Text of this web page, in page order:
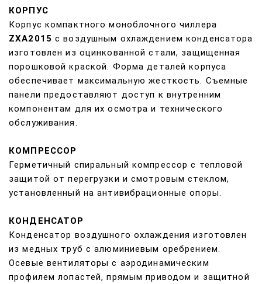
КОРПУС
Корпус компактного моноблочного чиллера
ZXA2015 с воздушным охлаждением конденсатора
изготовлен из оцинкованной стали, защищенная
порошковой краской. Форма деталей корпуса
обеспечивает максимальную жесткость. Съемные
панели предоставляют доступ к внутренним
компонентам для их осмотра и технического
обслуживания.
КОМПРЕССОР
Герметичный спиральный компрессор с тепловой
защитой от перегрузки и смотровым стеклом,
установленный на антивибрационные опоры.
КОНДЕНСАТОР
Конденсатор воздушного охлаждения изготовлен
из медных труб с алюминиевым оребрением.
Осевые вентиляторы с аэродинамическим
профилем лопастей, прямым приводом и защитной